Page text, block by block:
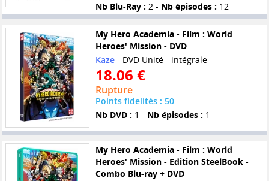
Nb Blu-Ray : 2 - Nb épisodes : 12
My Hero Academia - Film : World
Heroes' Mission - DVD
Kaze- DVD Unité - intégrale
18.06 €
Rupture
Points fidelités : 50
Nb DVD : 1 - Nb épisodes : 1
My Hero Academia - Film : World
Heroes' Mission - Edition SteelBook -
Combo Blu-ray + DVD